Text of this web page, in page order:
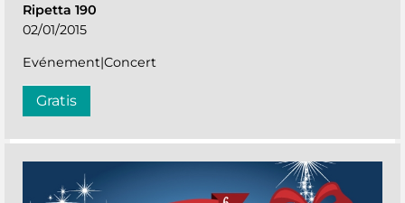
Ripetta 190
02/01/2015
Evénement|Concert
Gratis